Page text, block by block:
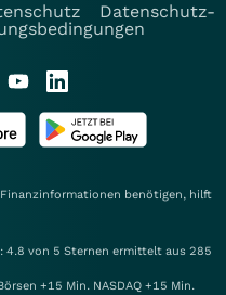
Datenschutz-
benötigen, hilft
4.8 von 5 Sternen ermittelt aus 285
+15 Min. NASDAQ +15 Min.